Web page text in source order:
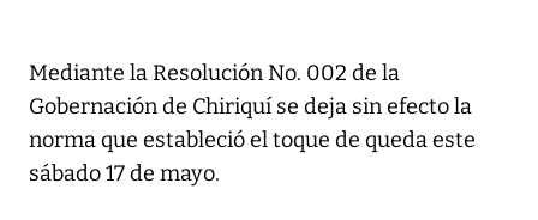
Mediante la Resolución No. 002 de la
Gobernación de Chiriquí se deja sin efecto la
norma que estableció el toque de queda este
sábado 17 de mayo.